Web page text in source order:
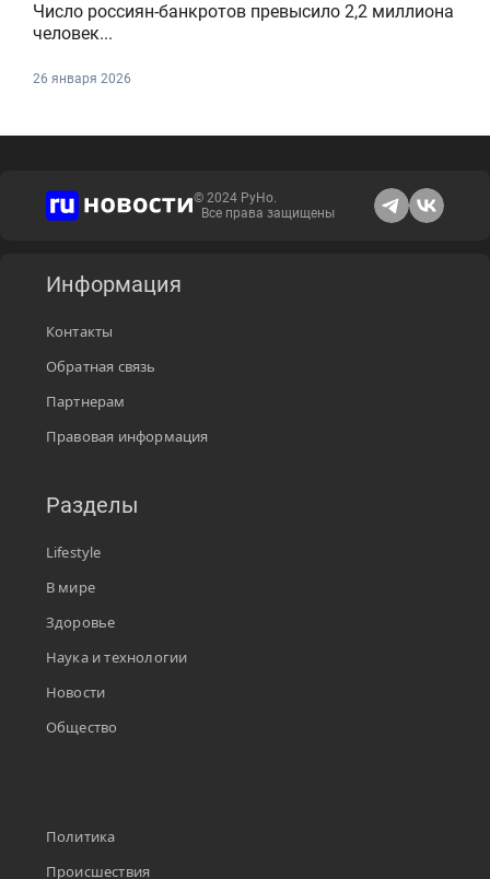
Число россиян-банкротов превысило 2,2 миллиона
человек...
26 января 2026
© 2024 РуНо.
Все права защищены
Информация
Контакты
Обратная связь
Партнерам
Правовая информация
Разделы
Lifestyle
В мире
Здоровье
Наука и технологии
Новости
Общество
Политика
Происшествия